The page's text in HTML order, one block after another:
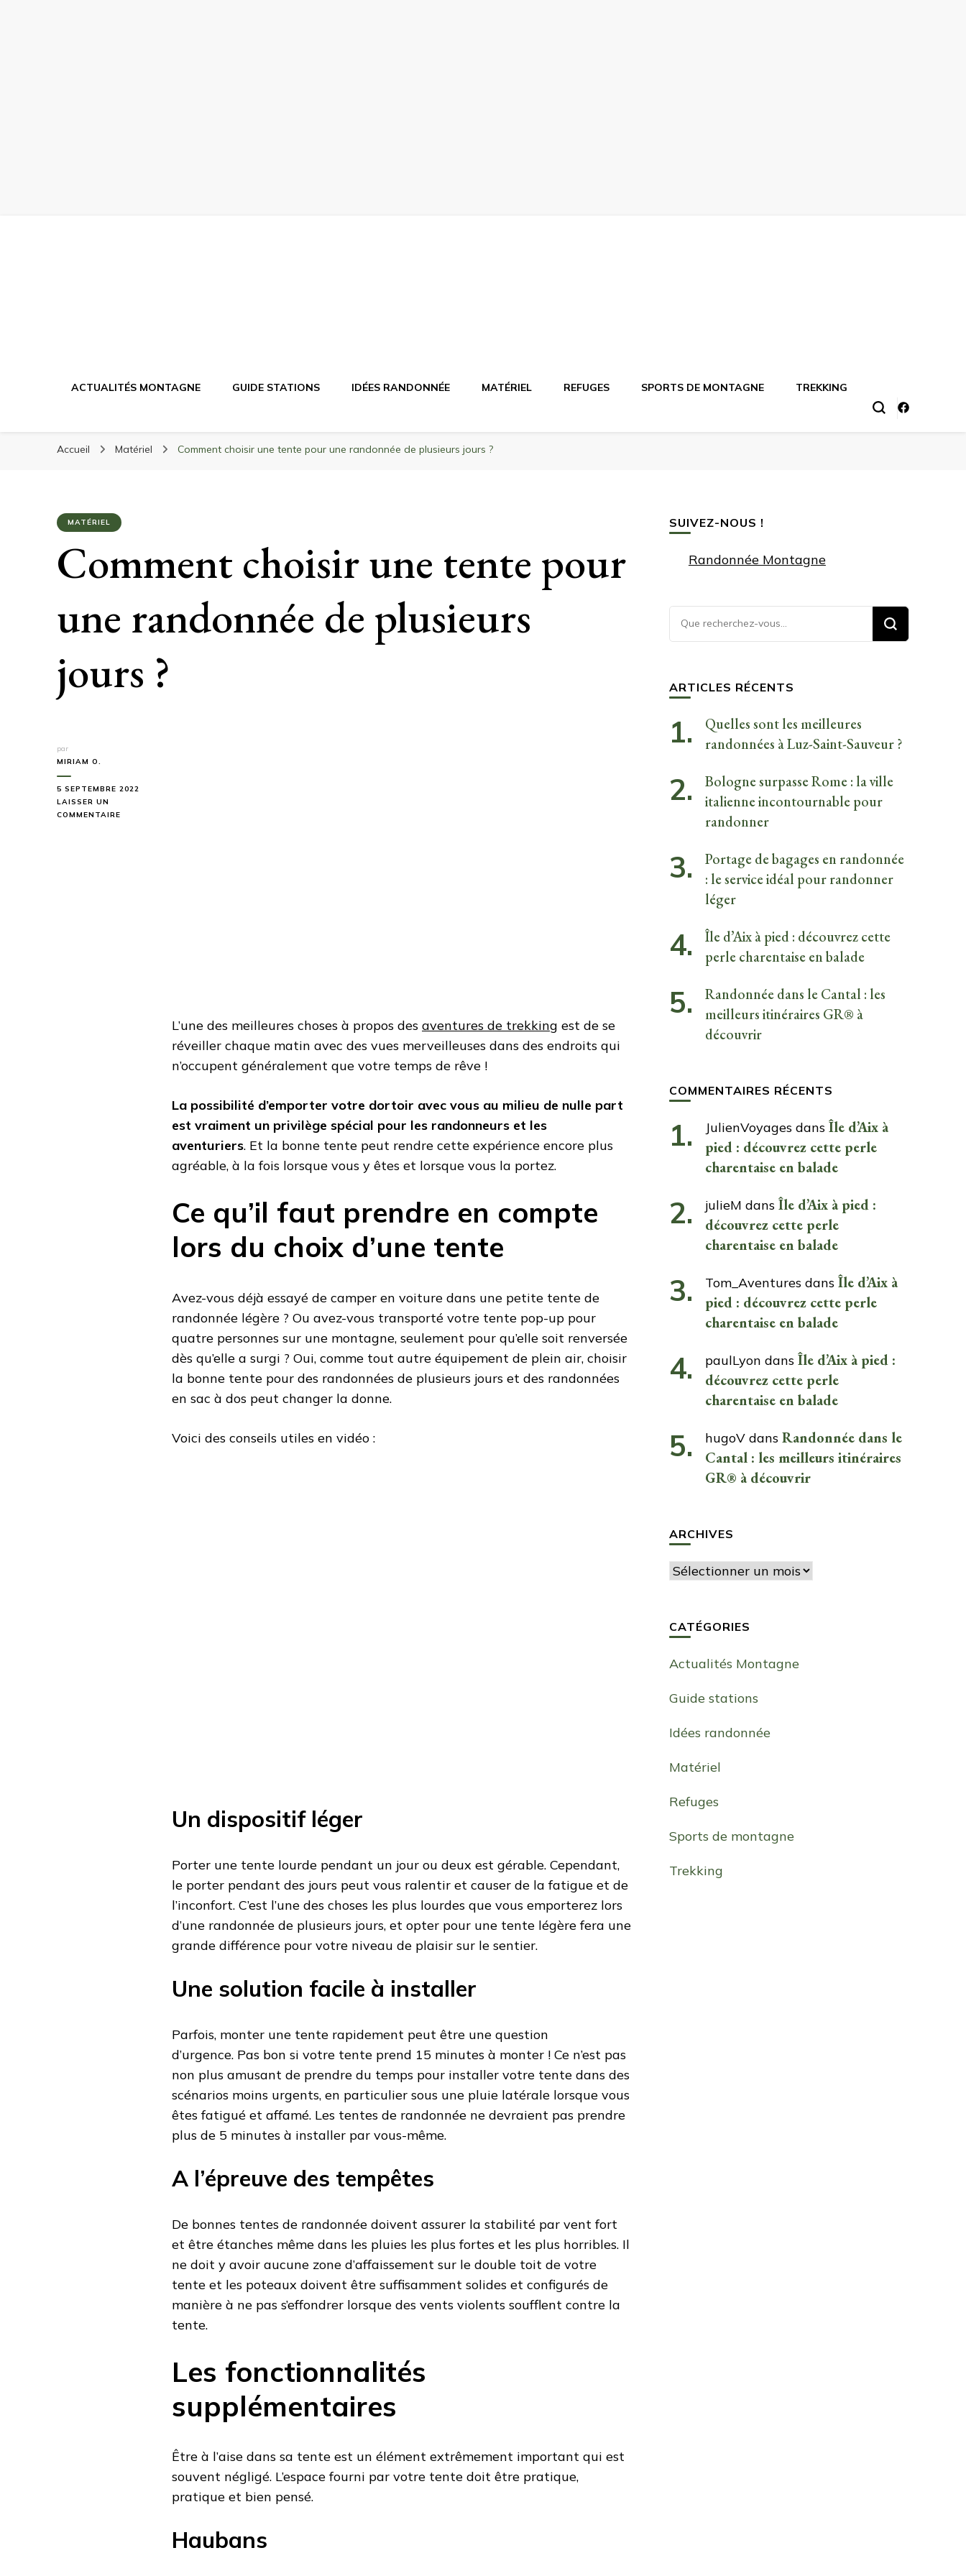
Randonnée Montagne
ACTUALITÉS MONTAGNE GUIDE STATIONS IDÉES RANDONNÉE MATÉRIEL REFUGES SPORTS DE MONTAGNE TREKKING
Accueil Matériel Comment choisir une tente pour une randonnée de plusieurs jours ?
MATÉRIEL
Comment choisir une tente pour
une randonnée de plusieurs
jours ?
par
MIRIAM O.
5 SEPTEMBRE 2022
LAISSER UN
COMMENTAIRE
L’une des meilleures choses à propos des aventures de trekking est de se
réveiller chaque matin avec des vues merveilleuses dans des endroits qui
n’occupent généralement que votre temps de rêve !
La possibilité d’emporter votre dortoir avec vous au milieu de nulle part
est vraiment un privilège spécial pour les randonneurs et les
aventuriers. Et la bonne tente peut rendre cette expérience encore plus
agréable, à la fois lorsque vous y êtes et lorsque vous la portez.
Ce qu’il faut prendre en compte
lors du choix d’une tente
Avez-vous déjà essayé de camper en voiture dans une petite tente de
randonnée légère ? Ou avez-vous transporté votre tente pop-up pour
quatre personnes sur une montagne, seulement pour qu’elle soit renversée
dès qu’elle a surgi ? Oui, comme tout autre équipement de plein air, choisir
la bonne tente pour des randonnées de plusieurs jours et des randonnées
en sac à dos peut changer la donne.
Voici des conseils utiles en vidéo :
Un dispositif léger
Porter une tente lourde pendant un jour ou deux est gérable. Cependant,
le porter pendant des jours peut vous ralentir et causer de la fatigue et de
l’inconfort. C’est l’une des choses les plus lourdes que vous emporterez lors
d’une randonnée de plusieurs jours, et opter pour une tente légère fera une
grande différence pour votre niveau de plaisir sur le sentier.
Une solution facile à installer
Parfois, monter une tente rapidement peut être une question
d’urgence. Pas bon si votre tente prend 15 minutes à monter ! Ce n’est pas
non plus amusant de prendre du temps pour installer votre tente dans des
scénarios moins urgents, en particulier sous une pluie latérale lorsque vous
êtes fatigué et affamé. Les tentes de randonnée ne devraient pas prendre
plus de 5 minutes à installer par vous-même.
A l’épreuve des tempêtes
De bonnes tentes de randonnée doivent assurer la stabilité par vent fort
et être étanches même dans les pluies les plus fortes et les plus horribles. Il
ne doit y avoir aucune zone d’affaissement sur le double toit de votre
tente et les poteaux doivent être suffisamment solides et configurés de
manière à ne pas s’effondrer lorsque des vents violents soufflent contre la
tente.
Les fonctionnalités
supplémentaires
Être à l’aise dans sa tente est un élément extrêmement important qui est
souvent négligé. L’espace fourni par votre tente doit être pratique,
pratique et bien pensé.
Haubans
SUIVEZ-NOUS !
Randonnée Montagne
Vous
recherchiez
ARTICLES RÉCENTS
Quelles sont les meilleures
randonnées à Luz-Saint-Sauveur ?
Bologne surpasse Rome : la ville
italienne incontournable pour
randonner
Portage de bagages en randonnée
: le service idéal pour randonner
léger
Île d’Aix à pied : découvrez cette
perle charentaise en balade
Randonnée dans le Cantal : les
meilleurs itinéraires GR® à
découvrir
COMMENTAIRES RÉCENTS
JulienVoyagesdans Île d’Aix à
pied : découvrez cette perle
charentaise en balade
julieM dans Île d’Aix à pied :
découvrez cette perle
charentaise en balade
Tom_Aventuresdans Île d’Aix à
pied : découvrez cette perle
charentaise en balade
paulLyon dans Île d’Aix à pied :
découvrez cette perle
charentaise en balade
hugoVdans Randonnée dans le
Cantal : les meilleurs itinéraires
GR® à découvrir
ARCHIVES
Archives
CATÉGORIES
Actualités Montagne
Guide stations
Idées randonnée
Matériel
Refuges
Sports de montagne
Trekking